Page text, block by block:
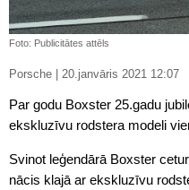
Foto: Publicitātes attēls
Porsche | 20.janvāris 2021 12:07
Par godu Boxster 25.gadu
ekskluzīvu rodstera modeli
Svinot leģendārā Boxster
nācis klajā ar ekskluzīvu